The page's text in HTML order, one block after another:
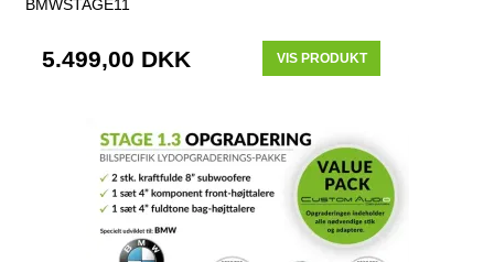
BMWSTAGE11
5.499,00 DKK VIS PRODUKT